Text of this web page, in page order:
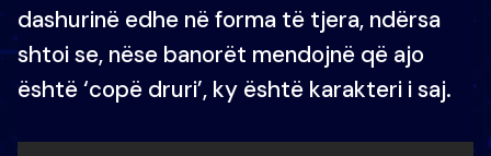
dashurinë edhe në forma të tjera, ndërsa
shtoi se, nëse banorët mendojnë që ajo
është ‘copë druri’, ky është karakteri i saj.